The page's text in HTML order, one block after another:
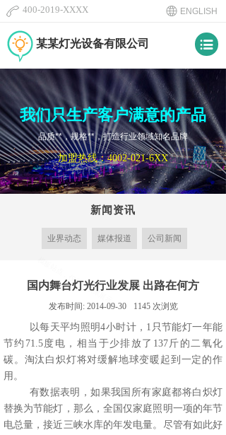
ENGLISH​
400-2019-XXXX
某某灯光设备有限公司
我们只生产客户满意的产品
品质**，规格**，打造行业领域知名品牌
加盟热线：4002-021-6XX
业界动态 媒体报道 公司新闻
新闻资讯
国内舞台灯光行业发展 出路在何方
发布时间: 2014-09-30 1145 次浏览
以每天平均照明4小时计，1只节能灯一年能
节约71.5度电，相当于少排放了137斤的二氧化
碳。淘汰白炽灯将对缓解地球变暖起到一定的作
用。
有数据表明，如果我国所有家庭都将白炽灯
替换为节能灯，那么，全国仅家庭照明一项的年节
电总量，接近三峡水库的年发电量。尽管有如此好